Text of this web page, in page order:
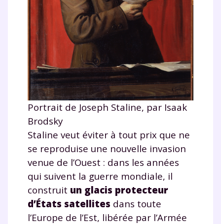
Portrait de Joseph Staline, par Isaak
Brodsky
Staline veut éviter à tout prix que ne
se reproduise une nouvelle invasion
venue de l’Ouest : dans les années
qui suivent la guerre mondiale, il
construit un glacis protecteur
d’États satellites dans toute
l’Europe de l’Est, libérée par l’Armée